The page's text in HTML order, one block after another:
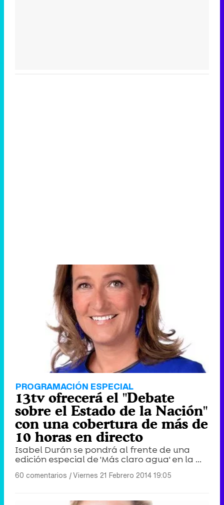
PROGRAMACIÓN ESPECIAL
13tv ofrecerá el "Debate
sobre el Estado de la Nación"
con una cobertura de más de
10 horas en directo
Isabel Durán se pondrá al frente de una
edición especial de 'Más claro agua' en la ...
60 comentarios |Viernes 21 Febrero 2014 19:05